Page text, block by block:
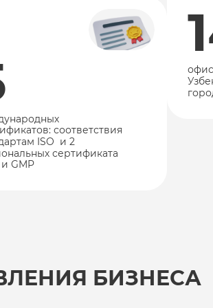
соответствия
ISO и 2
сертификата
GMP
БИЗНЕСА